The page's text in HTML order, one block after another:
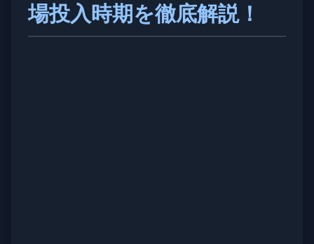
場投入時期を徹底解説！